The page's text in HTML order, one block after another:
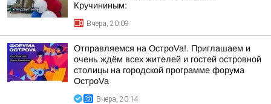
Кручининым:
Вчера, 20:09
Отправляемся на ОстроVa!. Приглашаем и
очень ждём всех жителей и гостей островной
столицы на городской программе форума
ОстроVa
Вчера, 20:14